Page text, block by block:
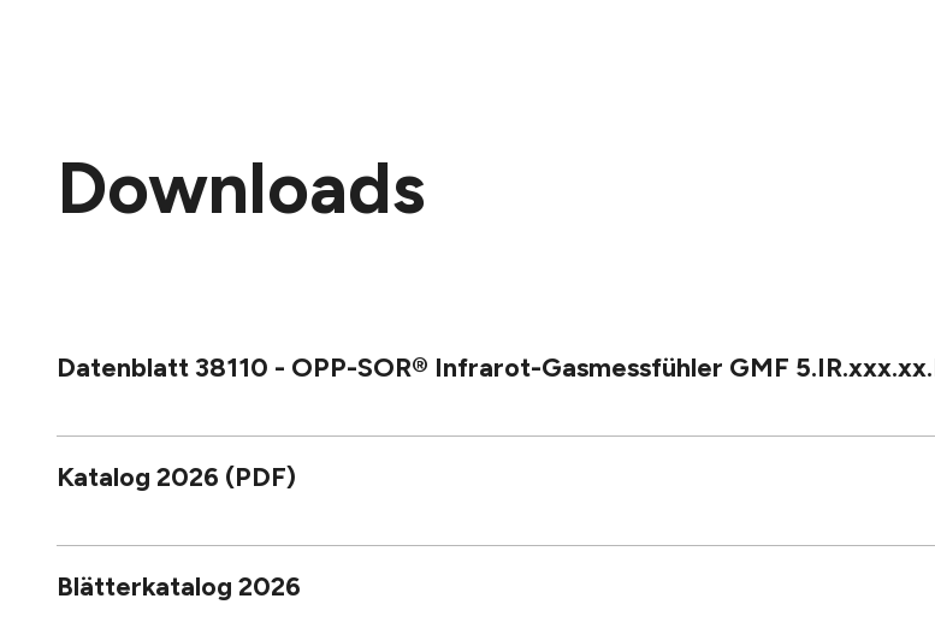
Downloads
Datenblatt 38110 - OPP-SOR® Infrarot-Gasmessfühler GMF
Katalog 2026 (PDF)
Blätterkatalog 2026